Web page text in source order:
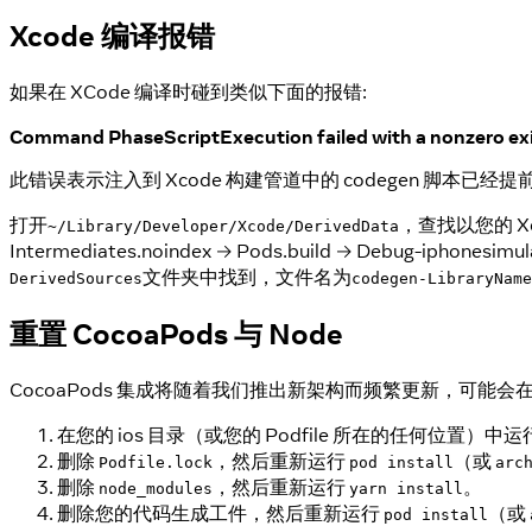
Xcode 编译报错
如果在 XCode 编译时碰到类似下面的报错:
Command PhaseScriptExecution failed with a nonzero
此错误表示注入到 Xcode 构建管道中的 codegen 脚本已经
打开~/Library/Developer/Xcode/DerivedData ，查找以您的
Intermediates.noindex → Pods.build → Debug-
DerivedSources文件夹中找到，文件名为codegen-
重置 CocoaPods 与 Node
CocoaPods 集成将随着我们推出新架构而频繁更新，可能会
在您的 ios 目录（或您的 Podfile 所在的任何位置）中运
删除 Podfile.lock ，然后重新运行 pod install （或
删除 node_modules ，然后重新运行 yarn install。
删除您的代码生成工件，然后重新运行 pod install （或